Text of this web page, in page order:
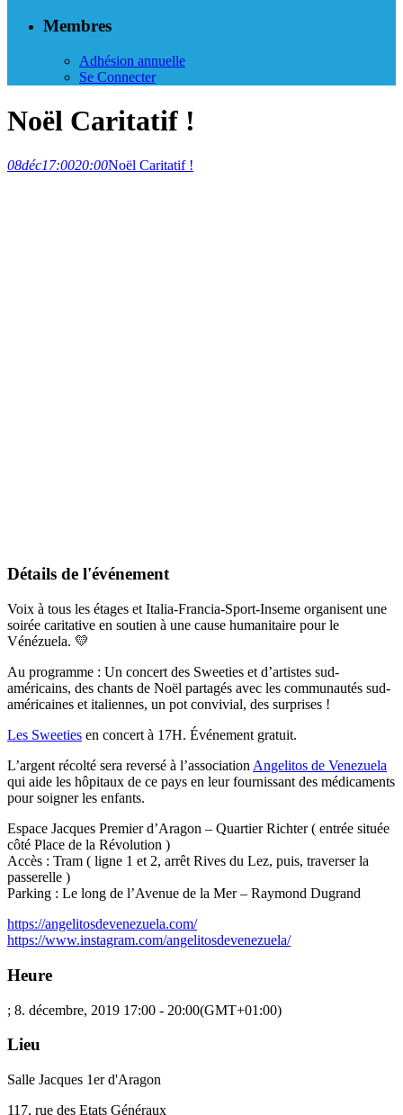
Membres
Adhésion annuelle
Se Connecter
Noël Caritatif !
08déc17:0020:00Noël Caritatif !
Détails de l'événement
Voix à tous les étages et Italia-Francia-Sport-Inseme organisent une
soirée caritative en soutien à une cause humanitaire pour le
Vénézuela. 💛
Au programme : Un concert des Sweeties et d’artistes sud-
américains, des chants de Noël partagés avec les communautés sud-
américaines et italiennes, un pot convivial, des surprises !
Les Sweeties en concert à 17H. Événement gratuit.
L’argent récolté sera reversé à l’association Angelitos de Venezuela
qui aide les hôpitaux de ce pays en leur fournissant des médicaments
pour soigner les enfants.
Espace Jacques Premier d’Aragon – Quartier Richter ( entrée située
côté Place de la Révolution )
Accès : Tram ( ligne 1 et 2, arrêt Rives du Lez, puis, traverser la
passerelle )
Parking : Le long de l’Avenue de la Mer – Raymond Dugrand
https://angelitosdevenezuela.com/
https://www.instagram.com/angelitosdevenezuela/
Heure
; 8. décembre, 2019 17:00 - 20:00(GMT+01:00)
Lieu
Salle Jacques 1er d'Aragon
117, rue des Etats Généraux